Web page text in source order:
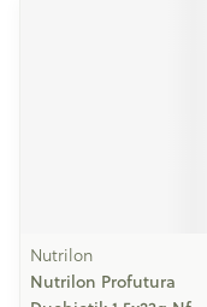
Nutrilon
Nutrilon Profutura